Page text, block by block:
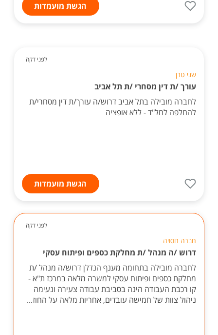
הגשת מועמדות
לפני דקה
שני טרן
עורך /ת דין מסחרי /ת תל אביב
לחברה מובילה בתל אביב דרוש/ה עורך/ת דין מסחרי/ת
להחלפה לחל"ד - ללא אופציה
הגשת מועמדות
לפני דקה
חברה חסויה
דרוש /ה מנהל /ת מחלקת כספים ופיתוח עסקי
לחברה מובילה בתחומה מענף הנדלן דרוש/ה מנהל /ת
מחלקת כספים ופיתוח עסקי למשרה מלאה במרכז ת"א -
קו רכבת העבודה הינה בסביבת עבודה צעירה ונעימה
ניהול צוות של חמישה עובדים, אחריות מלאה על החוז...